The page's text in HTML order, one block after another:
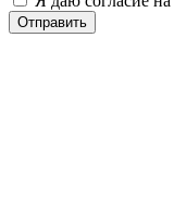
Отправить